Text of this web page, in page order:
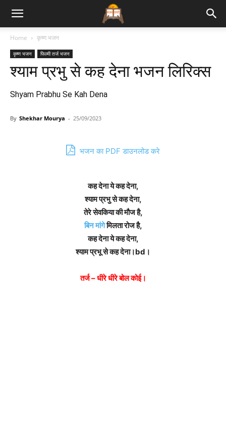
Bhajan
Lyrics
Home कृष्ण भजन
कृष्ण भजन फिल्मी तर्ज भजन
श्याम प्रभु से कह देना भजन लिरिक्स
Shyam Prabhu Se Kah Dena
By Shekhar Mourya - 25/09/2023
भजन का PDF डाउनलोड करे
कह देना ये कह देना,
श्याम प्रभु से कह देना,
तेरे सेवकिया की मौज है,
बिन मांगेमिलता रोज है,
कह देना ये कह देना,
श्याम प्रभू से कह देना।bd।
तर्ज – धीरे धीरे बोल कोई।